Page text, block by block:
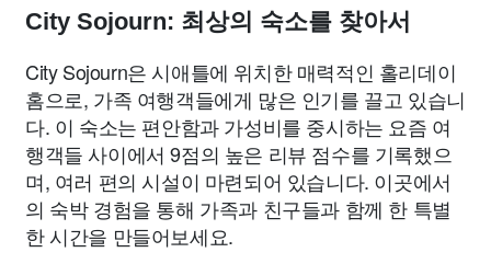
City Sojourn: 최상의 숙소를 찾아서
City Sojourn은 시애틀에 위치한 매력적인 홀리데이
홈으로, 가족 여행객들에게 많은 인기를 끌고 있습니
다. 이 숙소는 편안함과 가성비를 중시하는 요즘 여
행객들 사이에서 9점의 높은 리뷰 점수를 기록했으
며, 여러 편의 시설이 마련되어 있습니다. 이곳에서
의 숙박 경험을 통해 가족과 친구들과 함께 한 특별
한 시간을 만들어보세요.